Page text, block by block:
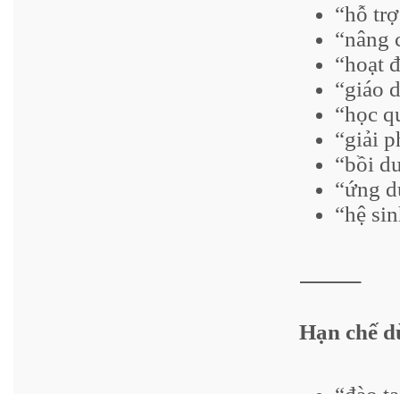
“hỗ
“nâng
“hoạt
“giáo
“học
“giải
“bồi
“ứng
“hệ
⸻
Hạn chế